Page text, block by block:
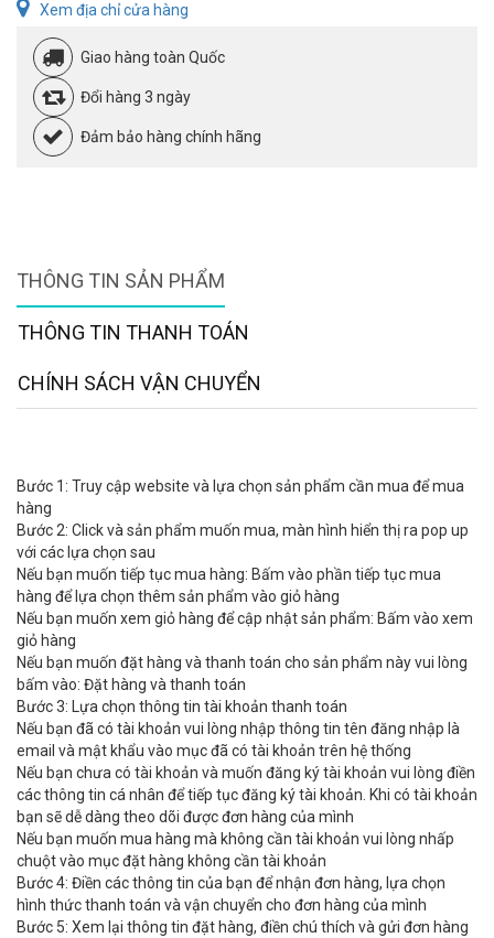
Xem địa chỉ cửa hàng
Giao hàng toàn Quốc
Đổi hàng 3 ngày
Đảm bảo hàng chính hãng
THÔNG TIN SẢN PHẨM
THÔNG TIN THANH TOÁN
CHÍNH SÁCH VẬN CHUYỂN
Bước 1: Truy cập website và lựa chọn sản phẩm cần mua để mua
hàng
Bước 2: Click và sản phẩm muốn mua, màn hình hiển thị ra pop up
với các lựa chọn sau
Nếu bạn muốn tiếp tục mua hàng: Bấm vào phần tiếp tục mua
hàng để lựa chọn thêm sản phẩm vào giỏ hàng
Nếu bạn muốn xem giỏ hàng để cập nhật sản phẩm: Bấm vào xem
giỏ hàng
Nếu bạn muốn đặt hàng và thanh toán cho sản phẩm này vui lòng
bấm vào: Đặt hàng và thanh toán
Bước 3: Lựa chọn thông tin tài khoản thanh toán
Nếu bạn đã có tài khoản vui lòng nhập thông tin tên đăng nhập là
email và mật khẩu vào mục đã có tài khoản trên hệ thống
Nếu bạn chưa có tài khoản và muốn đăng ký tài khoản vui lòng điền
các thông tin cá nhân để tiếp tục đăng ký tài khoản. Khi có tài khoản
bạn sẽ dễ dàng theo dõi được đơn hàng của mình
Nếu bạn muốn mua hàng mà không cần tài khoản vui lòng nhấp
chuột vào mục đặt hàng không cần tài khoản
Bước 4: Điền các thông tin của bạn để nhận đơn hàng, lựa chọn
hình thức thanh toán và vận chuyển cho đơn hàng của mình
Bước 5: Xem lại thông tin đặt hàng, điền chú thích và gửi đơn hàng